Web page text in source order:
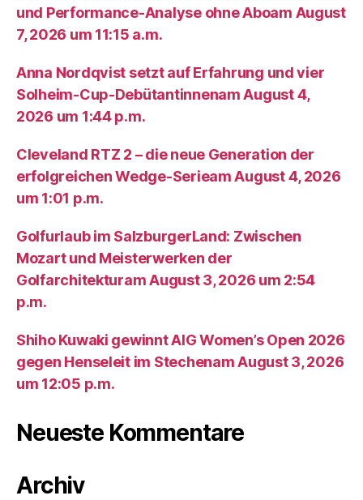
und Performance-Analyse ohne Aboam August
7, 2026 um 11:15 a.m.
Anna Nordqvist setzt auf Erfahrung und vier
Solheim-Cup-Debütantinnenam August 4,
2026 um 1:44 p.m.
Cleveland RTZ 2 – die neue Generation der
erfolgreichen Wedge-Serieam August 4, 2026
um 1:01 p.m.
Golfurlaub im SalzburgerLand: Zwischen
Mozart und Meisterwerken der
Golfarchitekturam August 3, 2026 um 2:54
p.m.
Shiho Kuwaki gewinnt AIG Women’s Open 2026
gegen Henseleit im Stechenam August 3, 2026
um 12:05 p.m.
Neueste Kommentare
Archiv